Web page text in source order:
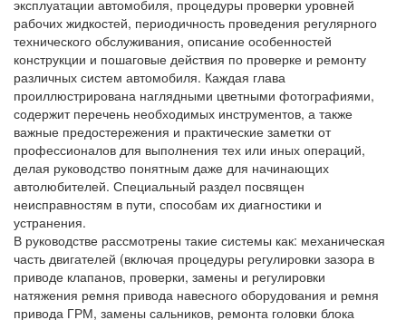
эксплуатации автомобиля, процедуры проверки уровней
рабочих жидкостей, периодичность проведения регулярного
технического обслуживания, описание особенностей
конструкции и пошаговые действия по проверке и ремонту
различных систем автомобиля. Каждая глава
проиллюстрирована наглядными цветными фотографиями,
содержит перечень необходимых инструментов, а также
важные предостережения и практические заметки от
профессионалов для выполнения тех или иных операций,
делая руководство понятным даже для начинающих
автолюбителей. Специальный раздел посвящен
неисправностям в пути, способам их диагностики и
устранения.
В руководстве рассмотрены такие системы как: механическая
часть двигателей (включая процедуры регулировки зазора в
приводе клапанов, проверки, замены и регулировки
натяжения ремня привода навесного оборудования и ремня
привода ГРМ, замены сальников, ремонта головки блока